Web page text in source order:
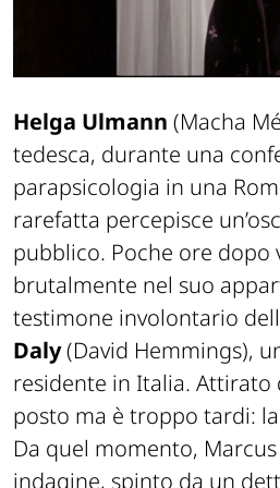
Helga Ulmann (Macha
tedesca, durante una
parapsicologia in una
rarefatta percepisce
pubblico. Poche ore dopo
brutalmente nel suo
testimone involontario
Daly(David Hemmings),
residente in Italia. Attirato
posto ma è troppo tardi:
Da quel momento,
indagine, spinto da un